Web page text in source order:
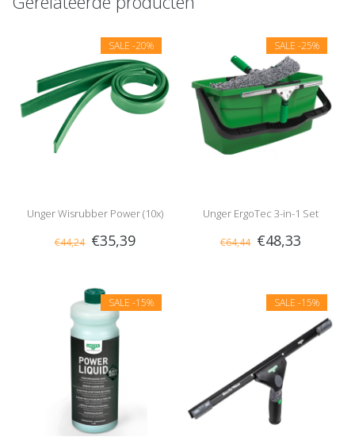
SALE -20%
Unger Wisrubber Power (10x)
€44,24 €35,39
SALE -25%
Unger ErgoTec 3-in-1 Set
€64,44 €48,33
SALE -15% SALE -15%